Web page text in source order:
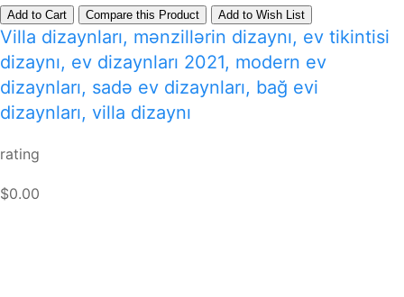
Add to Cart Compare this Product Add to Wish List
Villa dizaynları, mənzillərin dizaynı, ev tikintisi
dizaynı, ev dizaynları 2021, modern ev
dizaynları, sadə ev dizaynları, bağ evi
dizaynları, villa dizaynı
rating
$0.00